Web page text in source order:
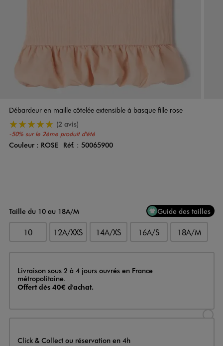
Débardeur en maille côtelée extensible à basque fille rose
-50% sur le 2ème produit d'été
5/5 de moyenne(2 avis)
Couleur
Couleur : ROSE Réf. : 50065900
Taille du 10 au 18A/M Guide des tailles
10 12A/XXS 14A/XS 16A/S 18A/M
Livraison
Livraison sous 2 à 4 jours ouvrés en France
métropolitaine.
Offert dès 40€ d'achat.
Click & Collect ou réservation en 4h